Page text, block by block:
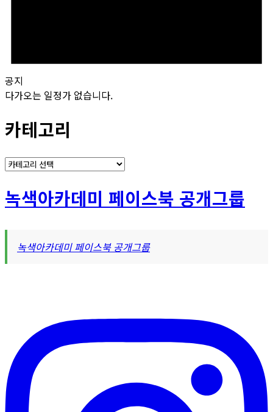
공지
다가오는 일정가 없습니다.
카테고리
카
고
리
녹색아카데미 페이스북 공개그룹
녹색아카데미 페이스북 공개그룹